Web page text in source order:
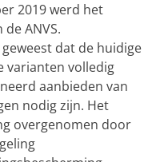
2019 werd het
ANVS.
dat de huidige
varianten volledig
aanbieden van
nodig zijn. Het
overgenomen door